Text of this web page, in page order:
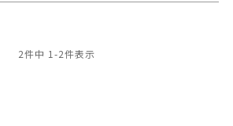
2件中 1-2件表示